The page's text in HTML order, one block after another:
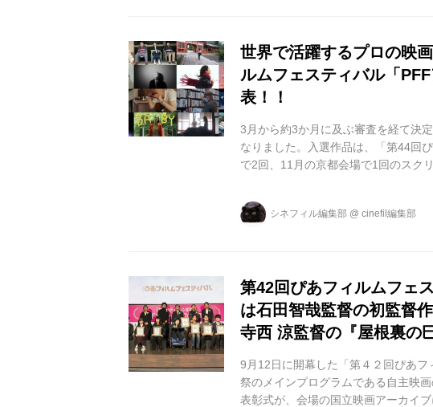
世界で活躍するプロの映
ルムフェスティバル「
表！！
3月から約3か月に及ぶ審査を経て決
なりました。入選作品は、「第44回
で2回、11月の京都会場で1回のスク
表彰式にて、最終審査員らにより発
トした世界最大の自主映画のコンペ
シネフィル編集部 @ cinefil編集部
第42回ぴあフィルムフェ
は石田智哉監督の初監督
寺西 涼監督の『屋根裏の
9月12日に開幕した「第４２回ぴあ
祭のメインプログラムである自主映
表彰式が、会場の国立映画アーカイ